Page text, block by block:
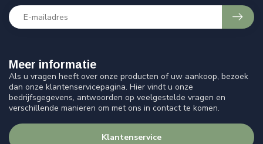
Meer informatie
Als u vragen heeft over onze producten of uw aankoop, bezoek
dan onze klantenservicepagina. Hier vindt u onze
bedrijfsgegevens, antwoorden op veelgestelde vragen en
verschillende manieren om met ons in contact te komen.
Klantenservice